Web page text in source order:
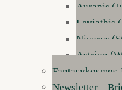
Aurapis
Leviathis
Nivarys
Astrion
Newsletter –